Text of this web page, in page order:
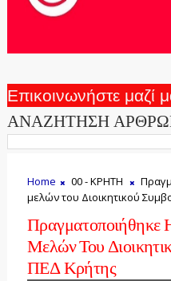
Επικοινωνήστε
ΑΝΑΖΗΤΗΣΗ
Home 00 - ΚΡΗΤΗ
μελών του Διοικητικού
Πραγματοποιήθηκε
Μελών Του
ΠΕΔ Κρήτης